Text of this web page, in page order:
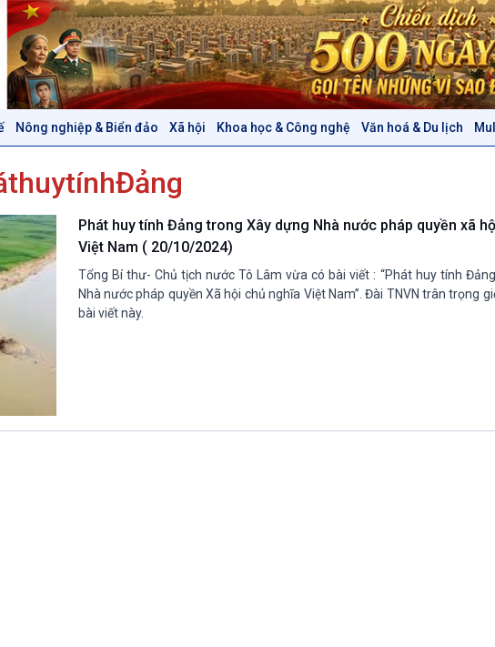
Nông nghiệp & Biển đảo Xã hội Khoa học & Công nghệ Văn hoá & Du lịch
Tin Chính trị
Chính phủ với người dân
Quốc hội với cử tri
Xây dựng đảng
Đảng trong cuộc sống
Nhận diện sự thật
Pháp luật và đời sống
Hồ sơ sự kiện quốc tế
Biên cương - Một dải vững
bền
nghệ
nghệ
Phát huy tính Đảng trong Xây dựng Nhà nước pháp quyền xã
Việt Nam ( 20/10/2024)
Tổng Bí thư- Chủ tịch nước Tô Lâm vừa có bài viết : “Phát huy tính
Nhà nước pháp quyền Xã hội chủ nghĩa Việt Nam”. Đài TNVN trân trọng
bài viết này.